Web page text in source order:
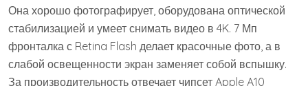
Она хорошо фотографирует, оборудована оптической
стабилизацией и умеет снимать видео в 4K. 7 Мп
фронталка с Retina Flash делает красочные фото, а в
слабой освещенности экран заменяет собой вспышку.
За производительность отвечает чипсет Apple A10